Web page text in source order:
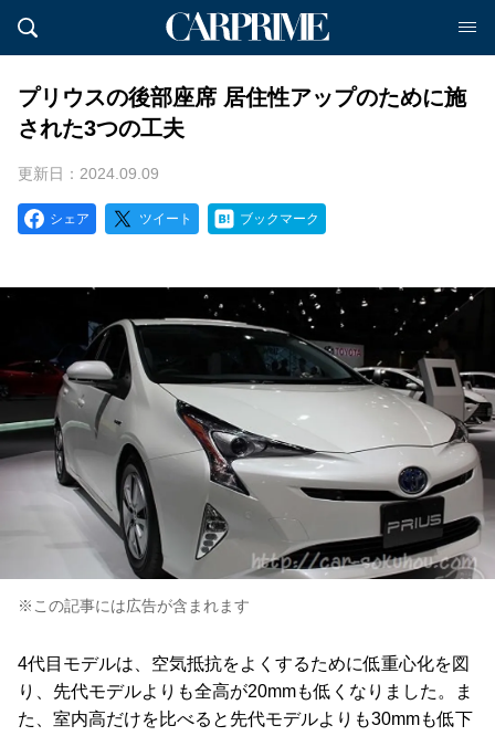
プリウスの後部座席 居住性アップのために施
された3つの工夫
更新日：2024.09.09
シェア ツイート ブックマーク
※この記事には広告が含まれます
4代目モデルは、空気抵抗をよくするために低重心化を図
り、先代モデルよりも全高が20mmも低くなりました。ま
た、室内高だけを比べると先代モデルよりも30mmも低下